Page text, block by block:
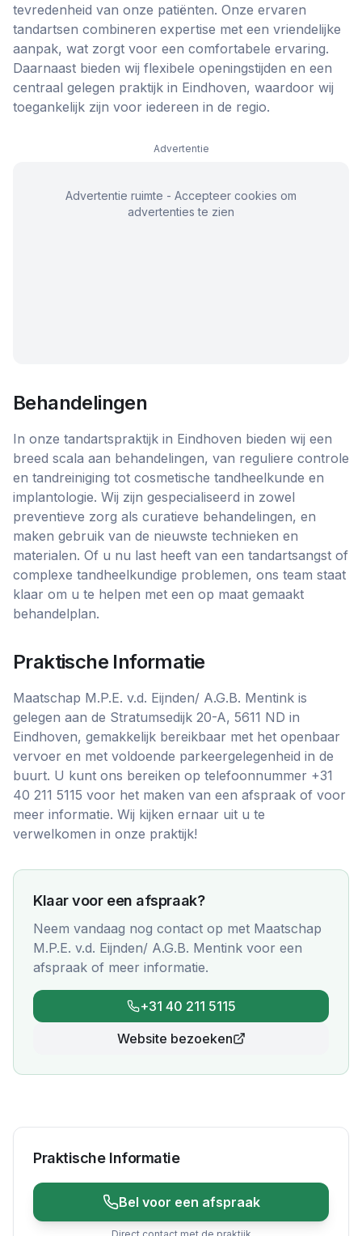
tevredenheid van onze patiënten. Onze ervaren
tandartsen combineren expertise met een vriendelijke
aanpak, wat zorgt voor een comfortabele ervaring.
Daarnaast bieden wij flexibele openingstijden en een
centraal gelegen praktijk in Eindhoven, waardoor wij
toegankelijk zijn voor iedereen in de regio.
Advertentie
Advertentie ruimte - Accepteer cookies om
advertenties te zien
Behandelingen
In onze tandartspraktijk in Eindhoven bieden wij een
breed scala aan behandelingen, van reguliere controle
en tandreiniging tot cosmetische tandheelkunde en
implantologie. Wij zijn gespecialiseerd in zowel
preventieve zorg als curatieve behandelingen, en
maken gebruik van de nieuwste technieken en
materialen. Of u nu last heeft van een tandartsangst of
complexe tandheelkundige problemen, ons team staat
klaar om u te helpen met een op maat gemaakt
behandelplan.
Praktische Informatie
Maatschap M.P.E. v.d. Eijnden/ A.G.B. Mentink is
gelegen aan de Stratumsedijk 20-A, 5611 ND in
Eindhoven, gemakkelijk bereikbaar met het openbaar
vervoer en met voldoende parkeergelegenheid in de
buurt. U kunt ons bereiken op telefoonnummer +31
40 211 5115 voor het maken van een afspraak of voor
meer informatie. Wij kijken ernaar uit u te
verwelkomen in onze praktijk!
Klaar voor een afspraak?
Neem vandaag nog contact op met Maatschap
M.P.E. v.d. Eijnden/ A.G.B. Mentink voor een
afspraak of meer informatie.
+31 40 211 5115
Website bezoeken
Praktische Informatie
Bel voor een afspraak